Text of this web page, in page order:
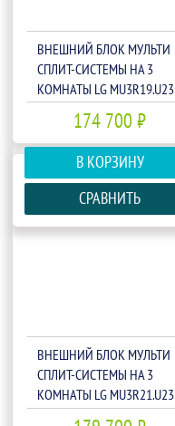
ВНЕШНИЙ БЛОК МУЛЬТИ
СПЛИТ-СИСТЕМЫ НА 3
КОМНАТЫ LG MU3R19.U23
174 700 ₽
В КОРЗИНУ
СРАВНИТЬ
ВНЕШНИЙ БЛОК МУЛЬТИ
СПЛИТ-СИСТЕМЫ НА 3
КОМНАТЫ LG MU3R21.U23